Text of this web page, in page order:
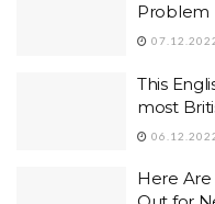
Problem
This
most
Here Are